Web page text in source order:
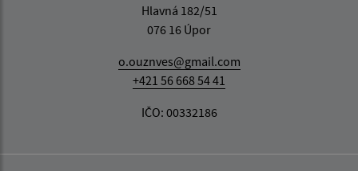
Hlavná 182/51
076 16 Úpor
o.ouznves@gmail.com
+421 56 668 54 41
IČO: 00332186